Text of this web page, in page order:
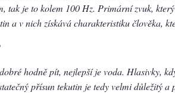
tak je to kolem 100 Hz. Primární zvuk,
a v nich získává charakteristiku člověka,
hodně pít, nejlepší je voda. Hlasivky,
přísun tekutin je tedy velmi důležitý a